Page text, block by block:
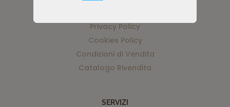
Privacy Policy
Cookies Policy
Condizioni di Vendita
Catalogo Rivendita
SERVIZI